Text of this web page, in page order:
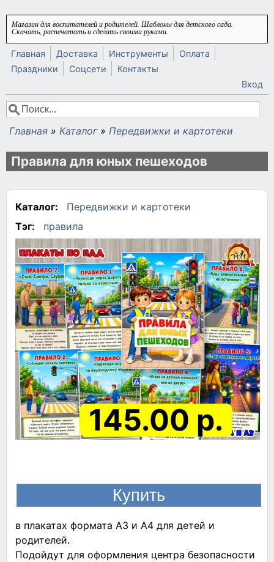
Перейти к основному содержанию
Магазин для воспитателей и родителей. Шаблоны для детского сада.
Скачать, распечатать и сделать своими руками.
Главная Доставка Инструменты
Оплата
Праздники
Соцсети
Контакты
Вход
Форма поиска
Поиск
Вы здесь
Главная » Каталог » Передвижки и картотеки
Правила для юных пешеходов
Каталог:
Передвижки и картотеки
Тэг:
правила
145.00 р.
в плакатах формата А3 и А4 для детей и
родителей.
Подойдут для оформления центра безопасности